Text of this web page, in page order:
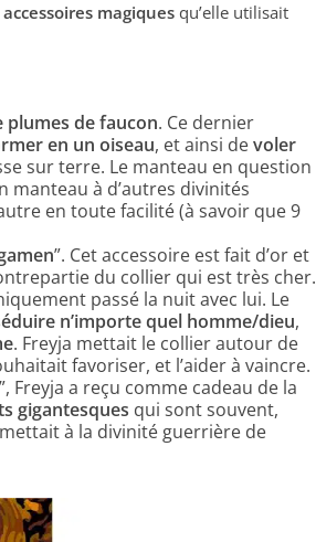
accessoires magiques qu’elle utilisait
de faucon. Ce dernier
en un oiseau, et ainsi devoler
sur terre. Le manteau en question
à d’autres divinités
en toute facilité (à savoir que 9
”. Cet accessoire est fait d’or et
du collier qui est très cher.
passé la nuit avec lui. Le
n’importe quel homme/dieu,
. Freyja mettait le collier autour de
favoriser, et l’aider à vaincre.
Freyja a reçu comme cadeau de la
gigantesques qui sont souvent,
à la divinité guerrière de